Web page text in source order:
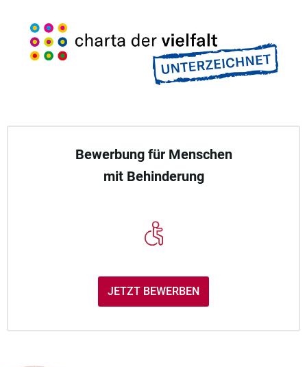
Bewerbung für Menschen
mit Behinderung
JETZT BEWERBEN